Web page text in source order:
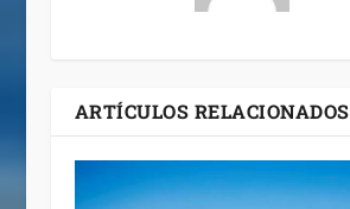
ARTÍCULOS RELACIONADOS